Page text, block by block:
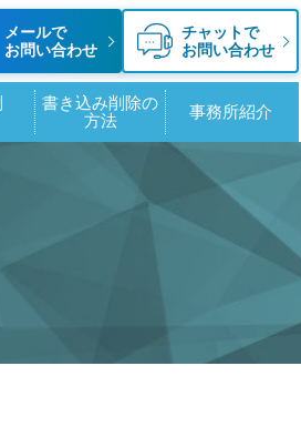
メールで
お問い合わせ
チャットで
お問い合わせ
書き込み削除の
方法
事務所紹介